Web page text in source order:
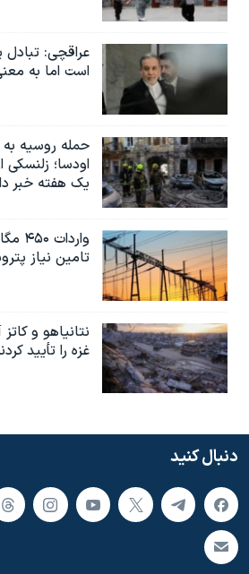
عراقچی: تبادل
است اما به
حمله روسیه
یک هفته خبر
تامین نیاز
نتانیاهو و
غزه را تأیید
دنبال کنید